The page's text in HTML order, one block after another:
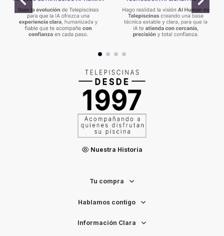
Nuestra Historia
Tu compra
Hablamos contigo
Información Clara